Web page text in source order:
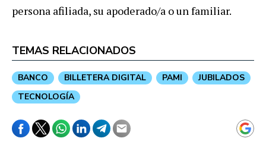
persona afiliada, su apoderado/a o un familiar.
TEMAS RELACIONADOS
BANCO BILLETERA DIGITAL PAMI
JUBILADOS
TECNOLOGÍA